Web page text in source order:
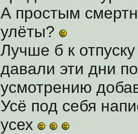
А простым
улёты?
Лучше б к
давали эти дни
усмотрению
Усё под себя
усех